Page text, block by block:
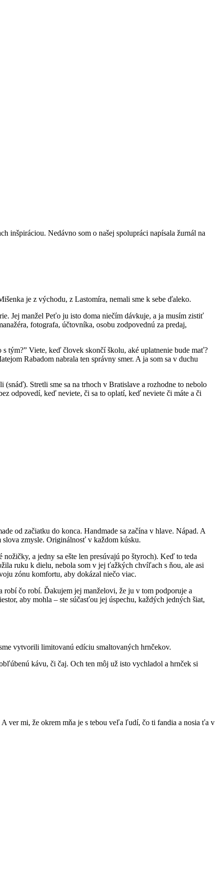
inšpiráciou. Nedávno som o našej spolupráci napísala žurnál na
je z východu, z Lastomíra, nemali sme k sebe ďaleko.
Jej manžel Peťo ju isto doma niečím dávkuje, a ja musím zistiť
fotografa, účtovníka, osobu zodpovednú za predaj,
tým?” Viete, keď človek skončí školu, aké uplatnenie bude mať?
Rabadom nabrala ten správny smer. A ja som sa v duchu
(snáď). Stretli sme sa na trhoch v Bratislave a rozhodne to nebolo
odpovedí, keď neviete, či sa to oplatí, keď neviete či máte a či
od začiatku do konca. Handmade sa začína v hlave. Nápad. A
zmysle. Originálnosť v každom kúsku.
a jedny sa ešte len presúvajú po štyroch). Keď to teda
ruku k dielu, nebola som v jej ťažkých chvíľach s ňou, ale asi
zónu komfortu, aby dokázal niečo viac.
čo robí. Ďakujem jej manželovi, že ju v tom podporuje a
aby mohla – ste súčasťou jej úspechu, každých jedných šiat,
vytvorili limitovanú edíciu smaltovaných hrnčekov.
kávu, či čaj. Och ten môj už isto vychladol a hrnček si
ver mi, že okrem mňa je s tebou veľa ľudí, čo ti fandia a nosia ťa v